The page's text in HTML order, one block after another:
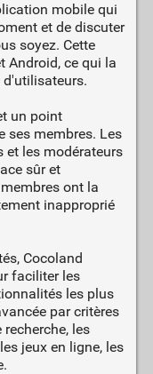
mobile qui
et de discuter
soyez. Cette
Android, ce qui la
d'utilisateurs.
un point
ses membres. Les
et les modérateurs
sûr et
ont la
inapproprié
Cocoland
faciliter les
les plus
par critères
les
jeux en ligne, les